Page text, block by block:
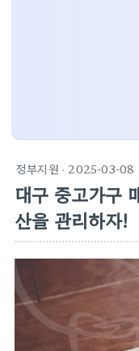
정부지원 · 2025-03-08
대구 중고가구
산을 관리하자!